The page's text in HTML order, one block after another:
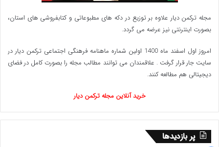
مجله ترکمن دیار علاوه بر توزیع در دکه های مطبوعاتی و کتابفروشی های استان،
بصورت اینترنتی نیز عرضه می گردد.‌
امروز اول اسفند ماه 1400 اولین شماره ماهنامه فرهنگی اجتماعی ترکمن دیار در
سایت جار قرار گرفت . علاقمندان می توانند مطالب مجله را بصورت کامل در فضای
دیجیتالی هم مطالعه کنند.
خرید آنلاین مجله ترکمن دیار
پر بازدیدها